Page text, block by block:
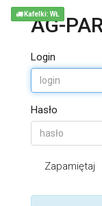
AG-
Login
Hasło
Zapamiętaj
Kafelki: WŁ